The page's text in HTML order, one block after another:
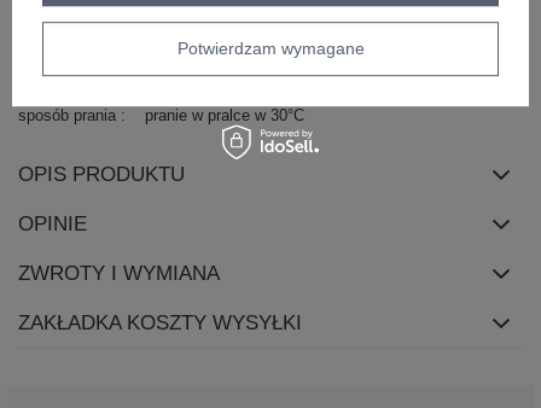
sposób prania pranie w pralce w 30°C
OPIS PRODUKTU
OPINIE
ZWROTY I WYMIANA
ZAKŁADKA KOSZTY WYSYŁKI
Potwierdzam wymagane